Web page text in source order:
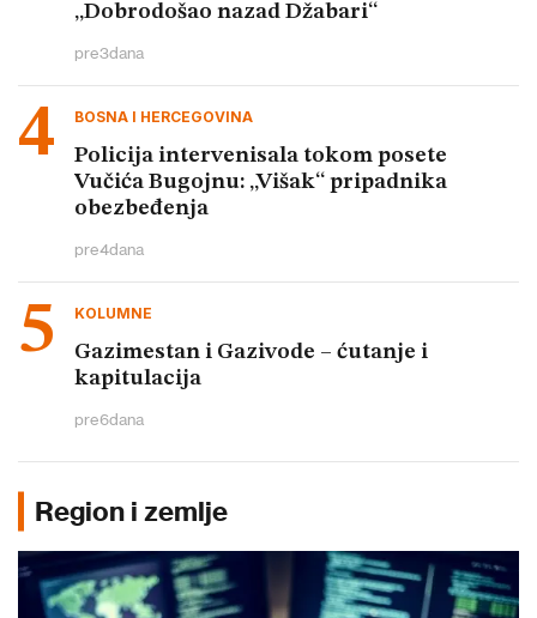
„Dobrodošao nazad Džabari“
pre3dana
BOSNA I HERCEGOVINA
Policija intervenisala tokom posete
Vučića Bugojnu: „Višak“ pripadnika
obezbeđenja
pre4dana
KOLUMNE
Gazimestan i Gazivode – ćutanje i
kapitulacija
pre6dana
Region i zemlje